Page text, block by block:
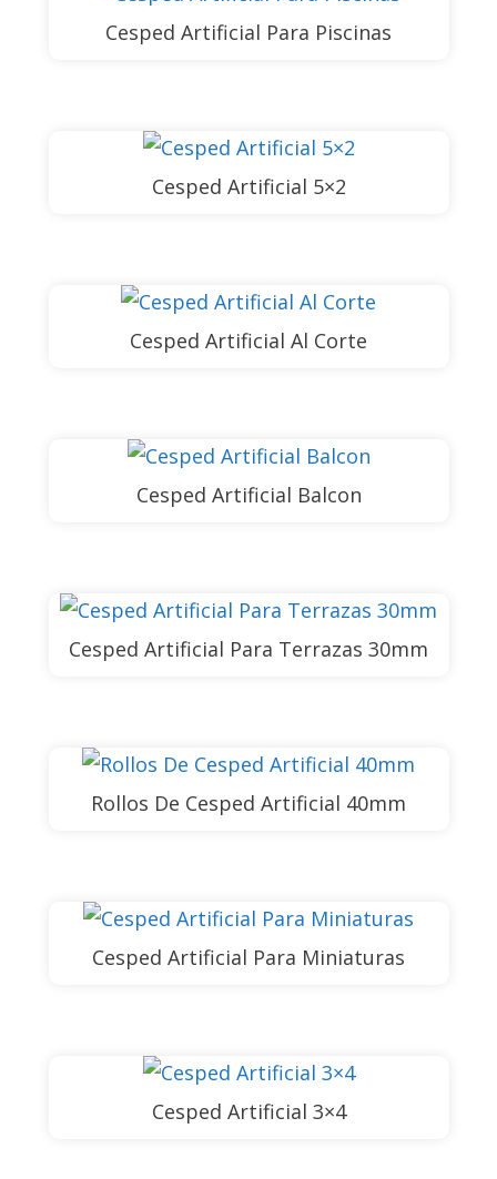
Cesped Artificial Para Piscinas
Cesped Artificial 5×2
Cesped Artificial Al Corte
Cesped Artificial Balcon
Cesped Artificial Para Terrazas 30mm
Rollos De Cesped Artificial 40mm
Cesped Artificial Para Miniaturas
Cesped Artificial 3×4